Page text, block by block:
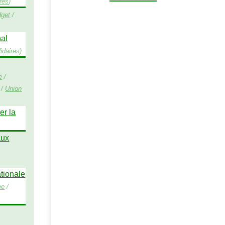
/
)
/
/ Union
la
/